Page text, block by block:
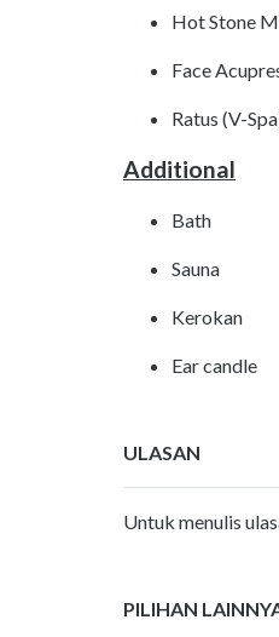
Hot Stone
Face
Ratus (V-
Additional
Bath
Sauna
Kerokan
Ear candle
ULASAN
Untuk menulis
PILIHAN